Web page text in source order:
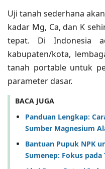
Uji tanah sederhana
kadar Mg, Ca, dan K
tepat. Di Indonesia
kabupaten/kota,
tanah portable untuk
parameter dasar.
BACA JUGA
Panduan Lengkap:
Sumber Magnesium
Bantuan Pupuk NPK
Sumenep: Fokus pada